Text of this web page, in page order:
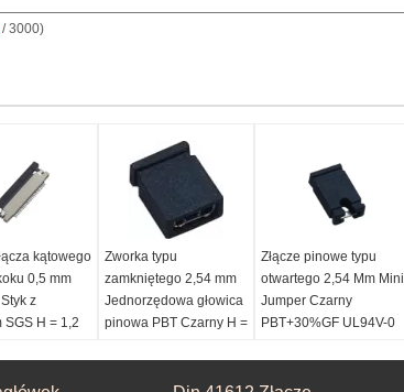
/ 3000)
kątowego
0,5 mm
z
SGS H = 1,2
Zworka typu
zamkniętego 2,54 mm
Jednorzędowa głowica
pinowa PBT Czarny H =
Złącze pinowe typu
otwartego 2,54 Mm Mini
Jumper Czarny
PBT+30%GF UL94V-0